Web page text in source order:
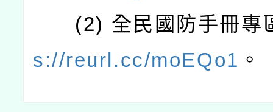
(2) 全民國防手冊專
s://reurl.cc/moEQo1 。